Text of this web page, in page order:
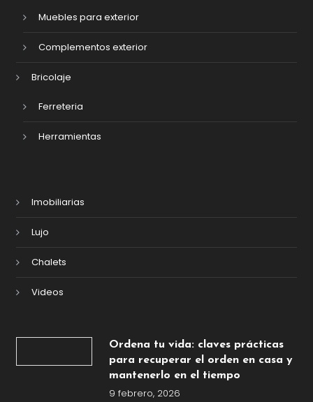
Muebles para exterior
Complementos exterior
Bricolaje
Ferreteria
Herramientas
Imobiliarias
Lujo
Chalets
Videos
Ordena tu vida: claves prácticas
para recuperar el orden en casa y
mantenerlo en el tiempo
9 febrero, 2026